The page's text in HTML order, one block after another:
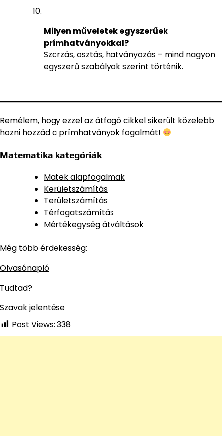
Milyen műveletek egyszerűek
prímhatványokkal?
Szorzás, osztás, hatványozás – mind nagyon
egyszerű szabályok szerint történik.
Remélem, hogy ezzel az átfogó cikkel sikerült közelebb
hozni hozzád a prímhatványok fogalmát!
Matematika kategóriák
Matek alapfogalmak
Kerületszámítás
Területszámítás
Térfogatszámítás
Mértékegység átváltások
Még több érdekesség:
Olvasónapló
Tudtad?
Szavak jelentése
Post Views: 338